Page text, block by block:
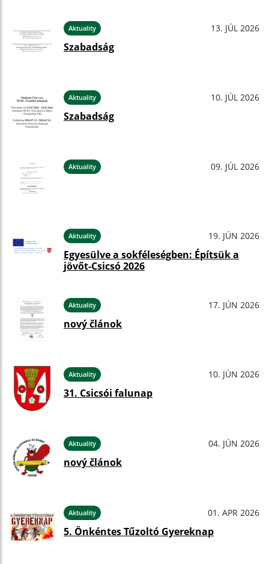
Aktuality 13. JÚL 2026
Szabadság
Aktuality 10. JÚL 2026
Szabadság
Aktuality 09. JÚL 2026
Aktuality 19. JÚN 2026
Egyesülve a sokféleségben: Építsük a
jövőt-Csicsó 2026
Aktuality 17. JÚN 2026
nový článok
Aktuality 10. JÚN 2026
31. Csicsói falunap
Aktuality 04. JÚN 2026
nový článok
Aktuality 01. APR 2026
5. Önkéntes Tűzoltó Gyereknap